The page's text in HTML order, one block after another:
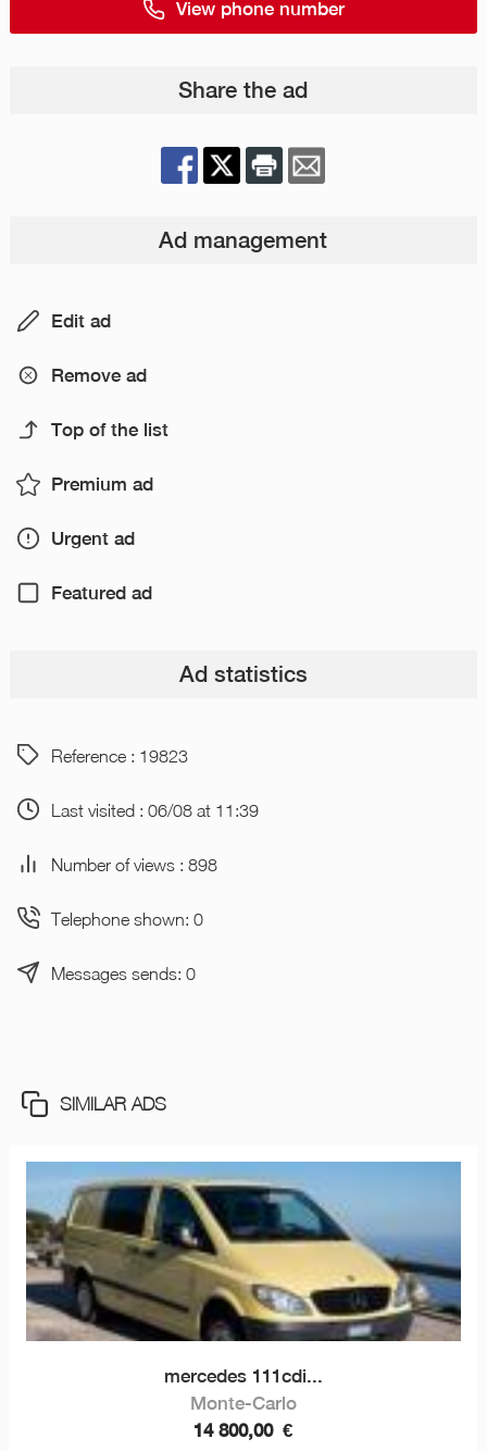
View phone number
Share the ad
Ad management
Edit ad
Remove ad
Top of the list
Premium ad
Urgent ad
Featured ad
Ad statistics
Reference : 19823
Last visited : 06/08 at 11:39
Number of views : 898
Telephone shown: 0
Messages sends: 0
SIMILAR ADS
mercedes 111cdi...
Monte-Carlo
14 800,00 €